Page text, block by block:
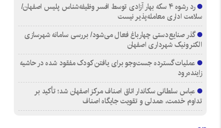
رد رشوه ۴ سکه بهار آزادی توسط افسر وظیفه‌شناس پلیس اصفهان/
سلامت اداری معامله‌پذیر نیست
گذر صنایع‌دستی چهارباغ فعال می‌شود/ بررسی سامانه شهرسازی
الکترونیک شهرداری اصفهان
عملیات گسترده جست‌وجو برای یافتن کودک مفقود شده در حاشیه
زاینده‌رود
عباس سلطانی سکاندار اتاق اصناف مرکز اصفهان شد؛ تأکید بر
تداوم خدمت، همدلی و تقویت جایگاه اصناف